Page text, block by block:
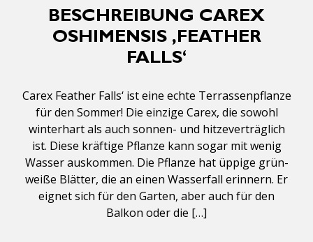
BESCHREIBUNG CAREX
OSHIMENSIS ‚FEATHER
FALLS‘
Carex Feather Falls‘ ist eine echte Terrassenpflanze
für den Sommer! Die einzige Carex, die sowohl
winterhart als auch sonnen- und hitzeverträglich
ist. Diese kräftige Pflanze kann sogar mit wenig
Wasser auskommen. Die Pflanze hat üppige grün-
weiße Blätter, die an einen Wasserfall erinnern. Er
eignet sich für den Garten, aber auch für den
Balkon oder die […]